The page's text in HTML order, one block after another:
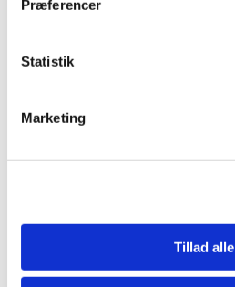
Præferencer
Statistik
Marketing
Tillad alle
DKK 663,20 ekskl. moms